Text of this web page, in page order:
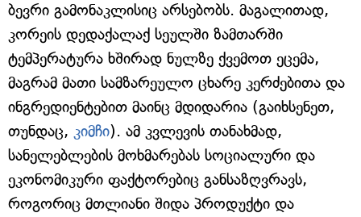
ბევრი გამონაკლისიც არსებობს. მაგალითად,
კორეის დედაქალაქ სეულში ზამთარში
ტემპერატურა ხშირად ნულზე ქვემოთ ეცემა,
მაგრამ მათი სამზარეულო ცხარე კერძებითა და
ინგრედიენტებით მაინც მდიდარია (გაიხსენეთ,
თუნდაც, კიმჩი). ამ კვლევის თანახმად,
სანელებლების მოხმარებას სოციალური და
ეკონომიკური ფაქტორებიც განსაზღვრავს,
როგორიც მთლიანი შიდა პროდუქტი და